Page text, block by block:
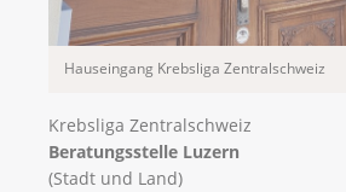
Hauseingang Krebsliga Zentralschweiz
Krebsliga Zentralschweiz
Beratungsstelle Luzern
(Stadt und Land)